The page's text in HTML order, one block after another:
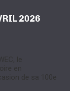
2026
le
en
de sa 100e